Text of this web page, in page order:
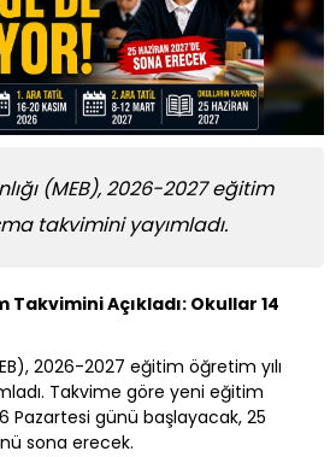
(MEB), 2026-2027 eğitim
takvimini yayımladı.
Takvimini Açıkladı: Okullar 14
2026-2027 eğitim öğretim yılı
Takvime göre yeni eğitim
Pazartesi günü başlayacak, 25
sona erecek.